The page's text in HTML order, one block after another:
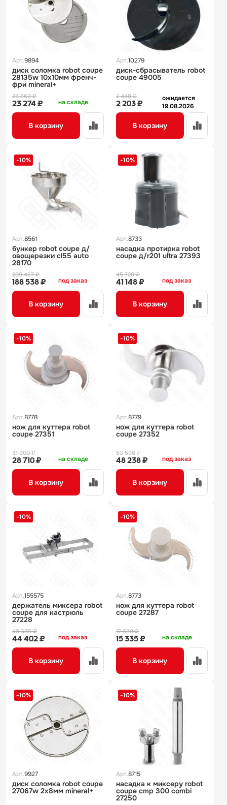
Арт.9894
диск соломка robot coupe
28135w 10х10мм френч-
фри mineral+
на складе
23 274 ₽
25 860 ₽
В корзину
Арт.10279
диск-сбрасыватель robot
coupe 49005
ожидается
19.08.2026
2 203 ₽
2 448 ₽
В корзину
-10%
Арт.8561
бункер robot coupe д/
овощерезки cl55 auto
28170
под заказ
188 538 ₽
209 487 ₽
В корзину
-10%
Арт.8733
насадка протирка robot
coupe д/r201 ultra 27393
под заказ
41 148 ₽
45 720 ₽
В корзину
-10%
Арт.8778
нож для куттера robot
coupe 27351
на складе
28 710 ₽
31 900 ₽
В корзину
-10%
Арт.8779
нож для куттера robot
coupe 27352
под заказ
48 238 ₽
53 598 ₽
В корзину
-10%
Арт.155575
держатель миксера robot
coupe для кастрюль
27228
под заказ
44 402 ₽
49 335 ₽
В корзину
-10%
Арт.8773
нож для куттера robot
coupe 27287
на складе
15 335 ₽
17 039 ₽
В корзину
-10%
Арт.9927
диск соломка robot coupe
27067w 2х8мм mineral+
-10%
Арт.8715
насадка к миксеру robot
coupe cmp 300 combi
27250